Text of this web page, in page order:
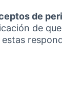
de
de